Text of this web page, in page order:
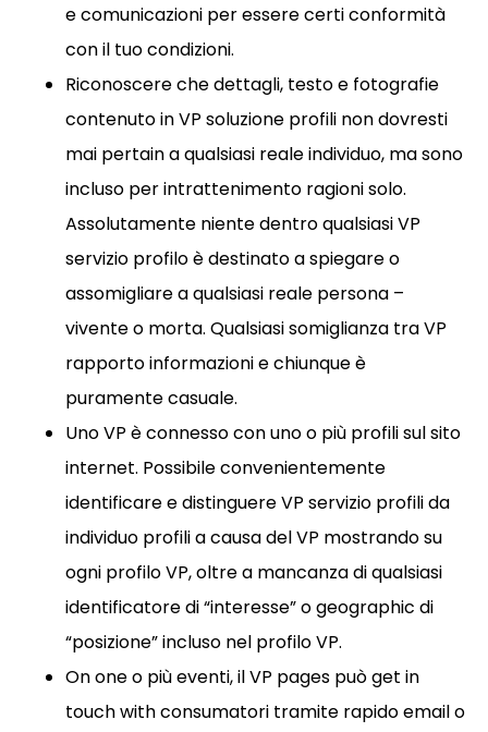
e comunicazioni per essere certi conformità
con il tuo condizioni.
Riconoscere che dettagli, testo e fotografie
contenuto in VP soluzione profili non dovresti
mai pertain a qualsiasi reale individuo, ma sono
incluso per intrattenimento ragioni solo.
Assolutamente niente dentro qualsiasi VP
servizio profilo è destinato a spiegare o
assomigliare a qualsiasi reale persona –
vivente o morta. Qualsiasi somiglianza tra VP
rapporto informazioni e chiunque è
puramente casuale.
Uno VP è connesso con uno o più profili sul sito
internet. Possibile convenientemente
identificare e distinguere VP servizio profili da
individuo profili a causa del VP mostrando su
ogni profilo VP, oltre a mancanza di qualsiasi
identificatore di “interesse” o geographic di
“posizione” incluso nel profilo VP.
On one o più eventi, il VP pages può get in
touch with consumatori tramite rapido email o